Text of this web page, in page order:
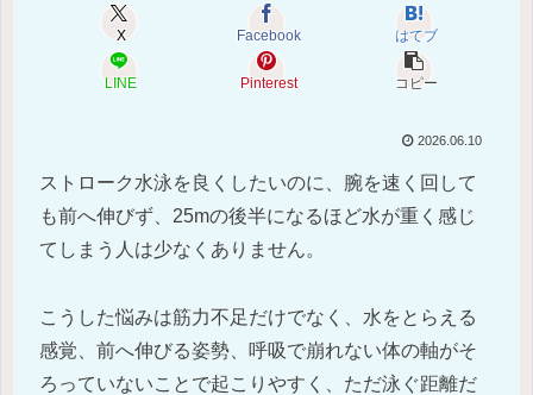
X Facebook はてブ
LINE Pinterest コピー
2026.06.10
ストローク水泳を良くしたいのに、腕を速く回して
も前へ伸びず、25mの後半になるほど水が重く感じ
てしまう人は少なくありません。
こうした悩みは筋力不足だけでなく、水をとらえる
感覚、前へ伸びる姿勢、呼吸で崩れない体の軸がそ
ろっていないことで起こりやすく、ただ泳ぐ距離だ